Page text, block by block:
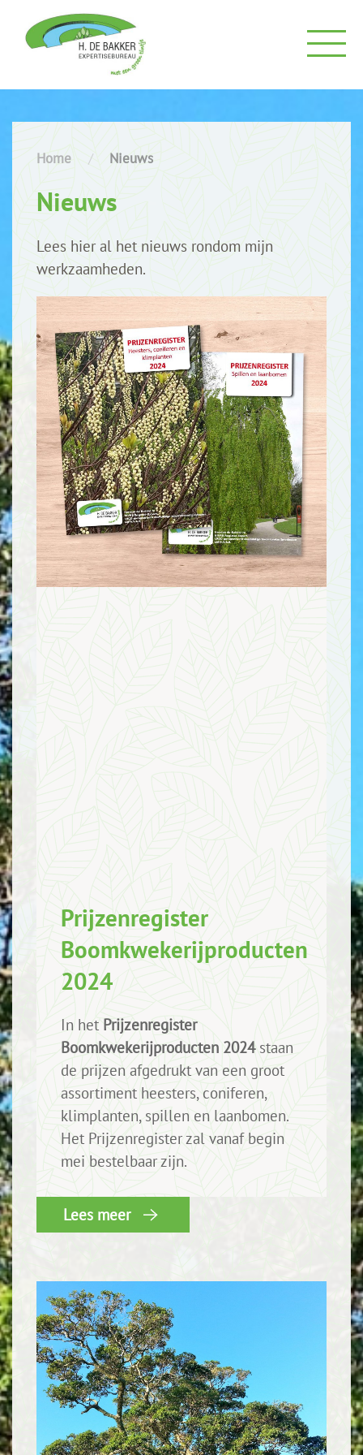
de
Bakker
Expertisebureau
H.
de
Bakker
Expertisebureau
Home Nieuws
Nieuws
Lees hier al het nieuws rondom mijn
werkzaamheden.
Prijzenregister
Boomkwekerijproducten
2024
In het Prijzenregister
Boomkwekerijproducten 2024staan
de prijzen afgedrukt van een groot
assortiment heesters, coniferen,
klimplanten, spillen en laanbomen.
Het Prijzenregister zal vanaf begin
mei bestelbaar zijn.
Lees meer